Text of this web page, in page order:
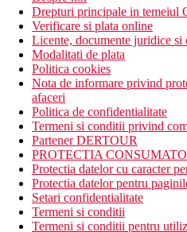
Drepturi principale in temeiul
Verificare si plata online
Licente, documente juridice si
Modalitati de plata
Politica cookies
Nota de informare privind
afaceri
Politica de confidentialitate
Termeni si conditii privind
Partener DERTOUR
PROTECTIA
Protectia datelor cu caracter
Protectia datelor pentru
Setari confidentialitate
Termeni si conditii
Termeni si conditii pentru